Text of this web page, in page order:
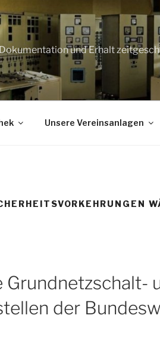
und Erhalt
Unsere Vereinsanlagen
Grundnetzschalt-
der